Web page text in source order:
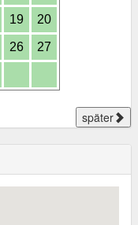
19 20
26 27
später